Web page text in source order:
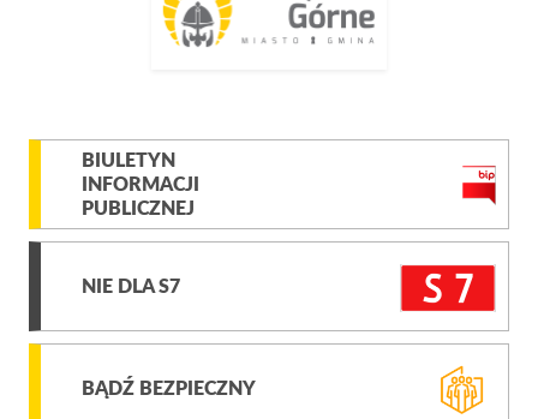
BIULETYN
INFORMACJI
PUBLICZNEJ
NIE DLA S7
BĄDŹ BEZPIECZNY